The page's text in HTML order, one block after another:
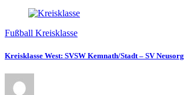
Fußball Kreisklasse
Kreisklasse West: SVSW Kemnath/Stadt – SV Neusorg